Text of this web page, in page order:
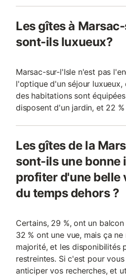
Les gîtes à
sont-ils luxueux?
Marsac-sur-l'Isle n'est pas
l'optique d'un séjour luxueux,
des habitations sont
disposent d'un jardin, et 22 %
Les gîtes de la
sont-ils une bonne
profiter d'une belle
du temps dehors ?
Certains, 29 %, ont un
32 % ont une vue, mais ça
majorité, et les disponibilités
restreintes. Si c'est pour
anticiper vos recherches, et